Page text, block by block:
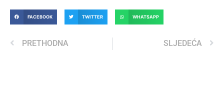
FACEBOOK TWITTER WHATSAPP
PRETHODNA SLJEDEĆA